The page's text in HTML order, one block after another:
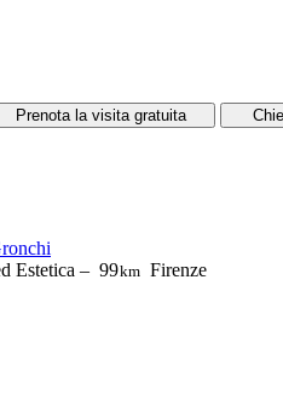
Prenota la visita gratuita
Estetica – 99km Firenze